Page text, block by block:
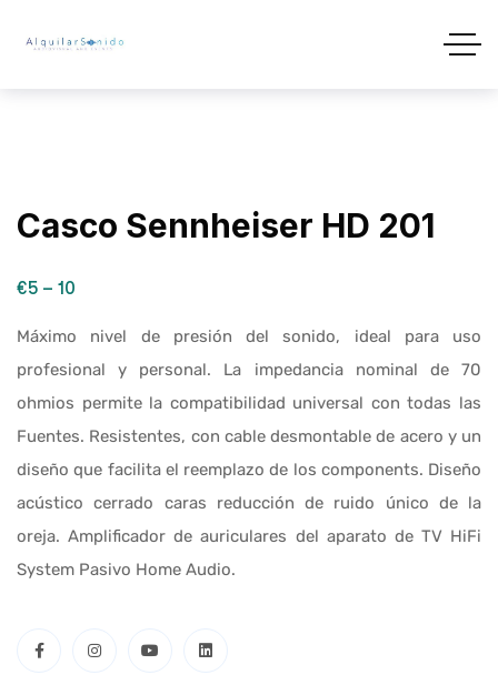
Casco Sennheiser HD 201
€5 – 10
Máximo nivel de presión del sonido, ideal para uso
profesional y personal. La impedancia nominal de 70
ohmios permite la compatibilidad universal con todas las
Fuentes. Resistentes, con cable desmontable de acero y un
diseño que facilita el reemplazo de los components. Diseño
acústico cerrado caras reducción de ruido único de la
oreja. Amplificador de auriculares del aparato de TV HiFi
System Pasivo Home Audio.